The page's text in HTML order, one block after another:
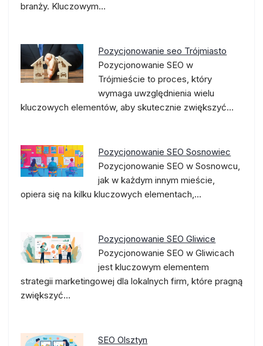
branży. Kluczowym…
Pozycjonowanie seo Trójmiasto
Pozycjonowanie SEO w
Trójmieście to proces, który
wymaga uwzględnienia wielu
kluczowych elementów, aby skutecznie zwiększyć…
Pozycjonowanie SEO Sosnowiec
Pozycjonowanie SEO w Sosnowcu,
jak w każdym innym mieście,
opiera się na kilku kluczowych elementach,…
Pozycjonowanie SEO Gliwice
Pozycjonowanie SEO w Gliwicach
jest kluczowym elementem
strategii marketingowej dla lokalnych firm, które pragną
zwiększyć…
SEO Olsztyn